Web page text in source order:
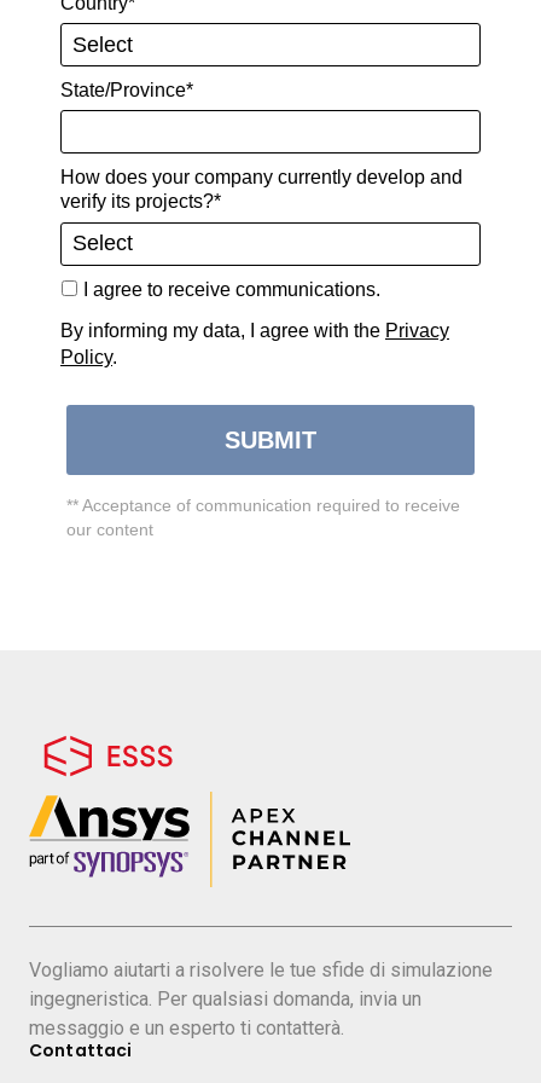
State/Province*
How does your company currently develop and
verify its projects?*
I agree to receive communications.
By informing my data, I agree with the Privacy
Policy.
SUBMIT
** Acceptance of communication required to receive
our content
Vogliamo aiutarti a risolvere le tue sfide di simulazione
ingegneristica. Per qualsiasi domanda, invia un
messaggio e un esperto ti contatterà.
Contattaci